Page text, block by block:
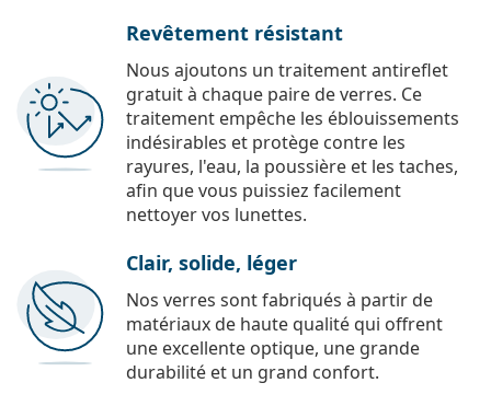
Revêtement résistant
Nous ajoutons un traitement antireflet
gratuit à chaque paire de verres. Ce
traitement empêche les éblouissements
indésirables et protège contre les
rayures, l'eau, la poussière et les taches,
afin que vous puissiez facilement
nettoyer vos lunettes.
Clair, solide, léger
Nos verres sont fabriqués à partir de
matériaux de haute qualité qui offrent
une excellente optique, une grande
durabilité et un grand confort.